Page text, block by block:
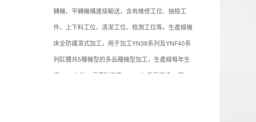
轉機、平轉機構連接輸送，含有維修工位、抽檢工
件、上下料工位、清潔工位、檢測工位等。生產線機
床全防護濕式加工，用于加工YN38系列及YNF40系
列缸體共5種機型的多品種機型加工，生產線每年生
產5500小時，設備利用率80%，年產量高達20萬